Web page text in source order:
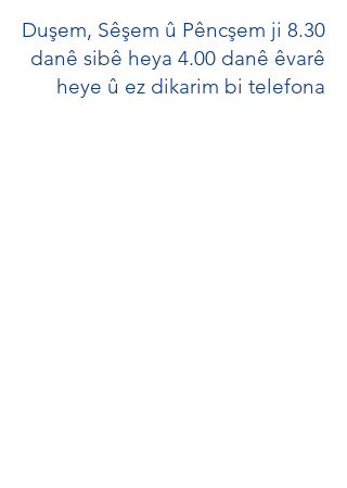
Duşem, Sêşem û Pêncşem ji 8.30
danê sibê heya 4.00 danê êvarê
heye û ez dikarim bi telefona